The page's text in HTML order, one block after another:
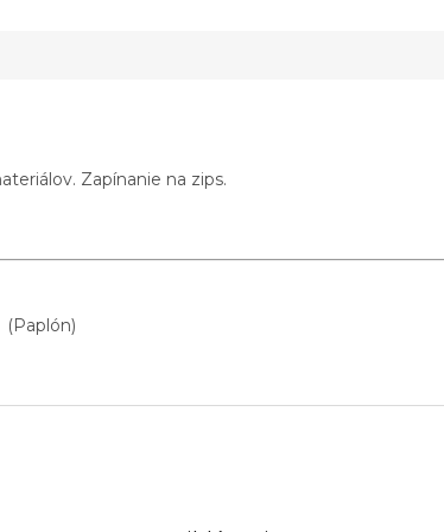
Zapínanie na zips.